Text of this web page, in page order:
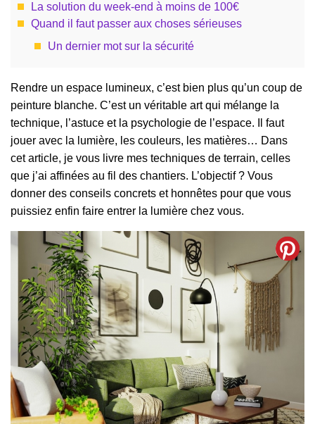
La solution du week-end à moins de 100€
Quand il faut passer aux choses sérieuses
Un dernier mot sur la sécurité
Rendre un espace lumineux, c’est bien plus qu’un coup de
peinture blanche. C’est un véritable art qui mélange la
technique, l’astuce et la psychologie de l’espace. Il faut
jouer avec la lumière, les couleurs, les matières… Dans
cet article, je vous livre mes techniques de terrain, celles
que j’ai affinées au fil des chantiers. L’objectif ? Vous
donner des conseils concrets et honnêtes pour que vous
puissiez enfin faire entrer la lumière chez vous.